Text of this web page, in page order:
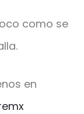
como se
en